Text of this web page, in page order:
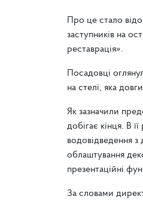
Про це стало
заступників на
реставрація».
Посадовці
на стелі, яка
Як зазначили
добігає кінця. В
водовідведення з
облаштування
презентаційні
За словами